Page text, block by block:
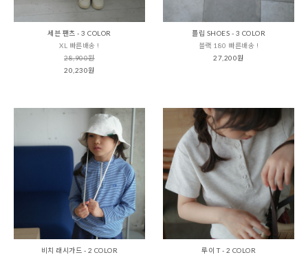
세븐 팬츠 - 3 COLOR
XL 빠른배송 !
28,900원
20,230원
플립 SHOES - 3 COLOR
블랙 180 빠른배송 !
27,200원
비치 래시가드 - 2 COLOR
루이 T - 2 COLOR